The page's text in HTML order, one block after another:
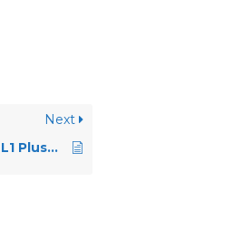
Next
1702AC（Plume L1 Plus）Specification FR 20180328 V2- updated